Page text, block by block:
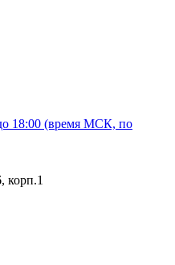
18:00 (время МСК, по
корп.1